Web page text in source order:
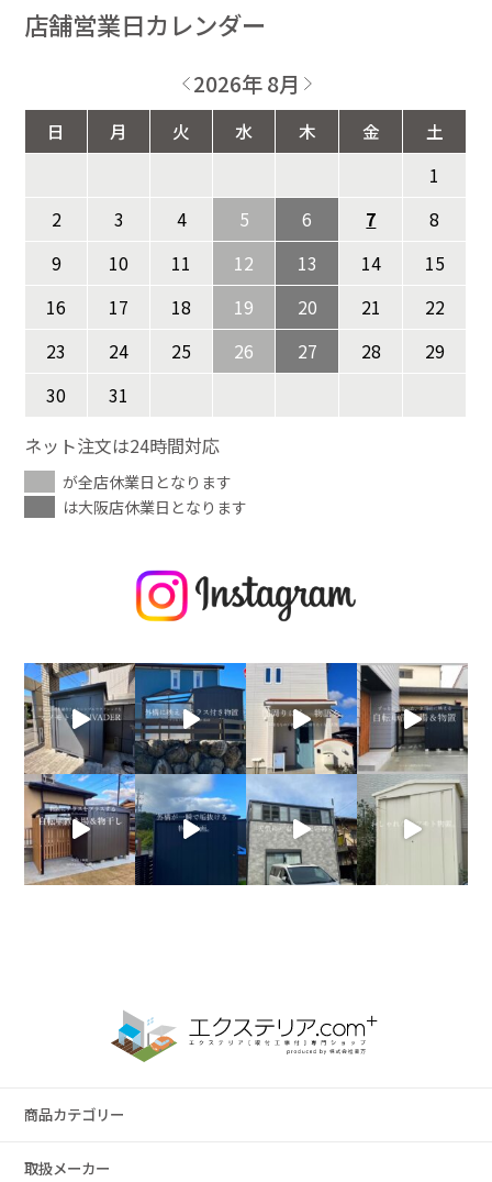
店舗営業日カレンダー
2026年 8月
日 月 火 水 木 金
土
1
2
3 4 5 6 7
8
9
10 11 12 13 14
15
16
17 18 19 20 21
22
23
24 25 26 27 28
29
30
31
ネット注文は24時間対応
が全店休業日となります
は大阪店休業日となります
商品カテゴリー
取扱メーカー